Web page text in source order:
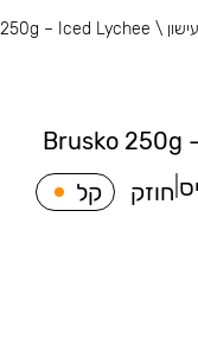
\
– Iced Lychee
Brusko 250g
חוזק קל